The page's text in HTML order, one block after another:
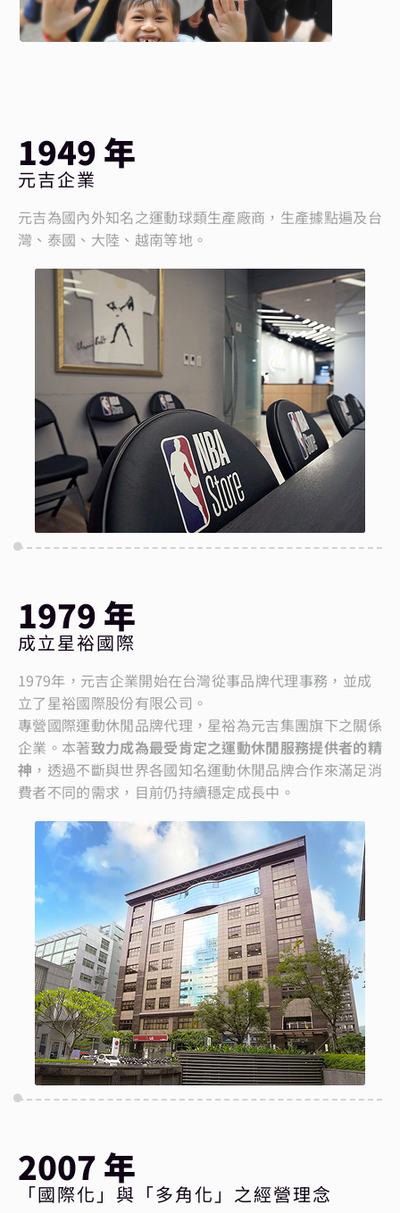
1949 年
元吉企業
元吉為國內外知名之運動球類生產廠商，生產據點遍及台
灣、泰國、大陸、越南等地。
1979 年
成立星裕國際
1979年，元吉企業開始在台灣從事品牌代理事務，並成
立了星裕國際股份有限公司。
專營國際運動休閒品牌代理，星裕為元吉集團旗下之關係
企業。本著致力成為最受肯定之運動休閒服務提供者的精
神 ，透過不斷與世界各國知名運動休閒品牌合作來滿足消
費者不同的需求，目前仍持續穩定成長中。
2007 年
「國際化」與「多角化」之經營理念